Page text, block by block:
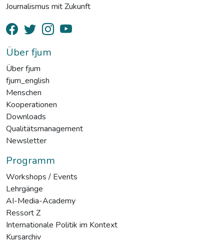
Journalismus mit Zukunft
Über fjum
Über fjum
fjum_english
Menschen
Kooperationen
Downloads
Qualitätsmanagement
Newsletter
Programm
Workshops / Events
Lehrgänge
AI-Media-Academy
Ressort Z
Internationale Politik im Kontext
Kursarchiv